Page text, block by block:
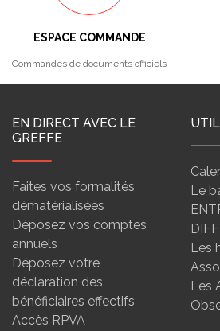
ESPACE COMMANDE
Commandes de documents officiels
EN DIRECT AVEC LE
GREFFE
Faites vos formalités
dématérialisées
Déposez vos comptes
annuels
Déposez votre
déclaration des
bénéficiaires effectifs
Accès RPVA
Le
Les
Les